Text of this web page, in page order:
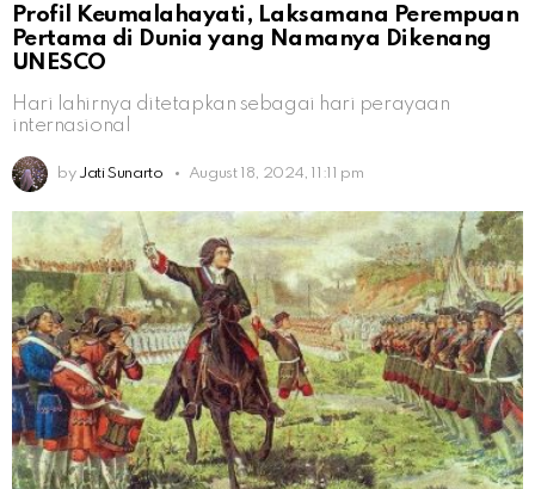
Profil Keumalahayati, Laksamana Perempuan
Pertama di Dunia yang Namanya Dikenang
UNESCO
Hari lahirnya ditetapkan sebagai hari perayaan
internasional
by Jati Sunarto August 18, 2024, 11:11 pm